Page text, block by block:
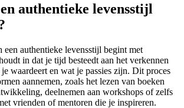
authentieke levensstijl
authentieke levensstijl begint met
in dat je tijd besteedt aan het verkennen
waardeert en wat je passies zijn. Dit proces
aannemen, zoals het lezen van boeken
deelnemen aan workshops of zelfs
vrienden of mentoren die je inspireren.